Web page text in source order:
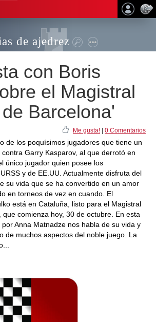
de ajedrez
con Boris
el Magistral
Barcelona'
Me gusta! 0 Comentarios
de los poquísimos jugadores que tiene un
Garry Kasparov, al que derrotó en
único jugador quien posee los
y de EE.UU. Actualmente disfruta del
su vida que se ha convertido en un amor
en torneos de vez en cuando. El
está en Cataluña, listo para el Magistral
que comienza hoy, 30 de octubre. En esta
Anna Matnadze nos habla de su vida y
de muchos aspectos del noble juego. La